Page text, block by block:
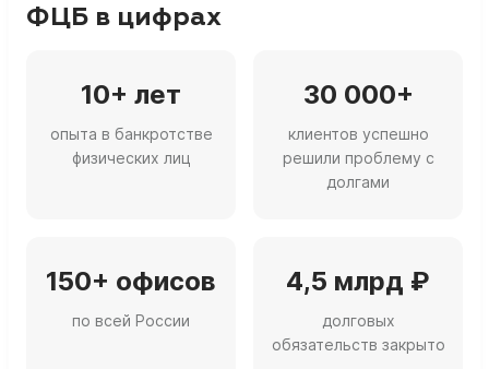
ФЦБ в цифрах
10+ лет
опыта в банкротстве
физических лиц
30 000+
клиентов успешно
решили проблему с
долгами
150+ офисов
по всей России
4,5 млрд ₽
долговых
обязательств закрыто